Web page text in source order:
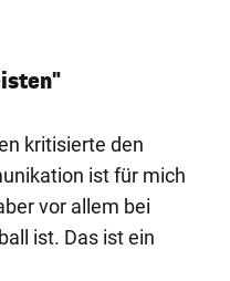
kritisierte den
ist für mich
vor allem bei
ist. Das ist ein